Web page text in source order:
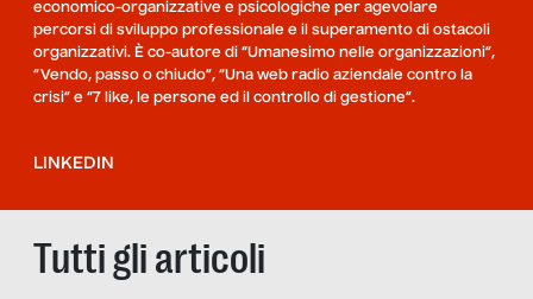
economico-organizzative e psicologiche per agevolare
percorsi di sviluppo professionale e il superamento di ostacoli
organizzativi. È co-autore di “Umanesimo nelle organizzazioni”,
“Vendo, passo o chiudo”, “Una web radio aziendale contro la
crisi” e “7 like, le persone ed il controllo di gestione”.
LINKEDIN
Tutti gli articoli